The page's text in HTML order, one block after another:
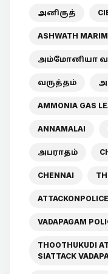
அனிருத்
ASHWATH
அம்மோனியா
வருத்தம்
AMMONIA GAS
ANNAMALAI
அபராதம்
CHENNAI
ATTACKONPOLICE
VADAPAGAM
THOOTHUKUDI
SIATTACK